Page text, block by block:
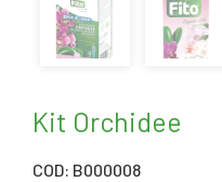
Kit Orchidee
COD: B000008